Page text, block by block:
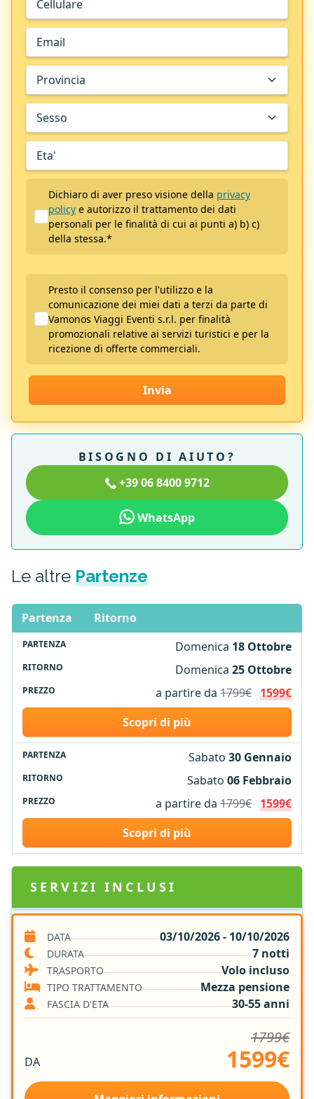
Dichiaro di aver preso visione della privacy
policy e autorizzo il trattamento dei dati
personali per le finalità di cui ai punti a) b) c)
della stessa.*
Presto il consenso per l'utilizzo e la
comunicazione dei miei dati a terzi da parte di
Vamonos Viaggi Eventi s.r.l. per finalità
promozionali relative ai servizi turistici e per la
ricezione di offerte commerciali.
Invia
BISOGNO DI AIUTO?
+39 06 8400 9712
WhatsApp
Le altre Partenze
Partenza
Ritorno
Domenica 18 Ottobre
Domenica25 Ottobre
a partire da1799€ 1599€
Scopri di più
Sabato30 Gennaio
Sabato06 Febbraio
a partire da1799€ 1599€
Scopri di più
SERVIZI INCLUSI
6 notti in Hotel 4* e 5*
1 notte in campo tendato nel deserto
Trattamento di Mezza Pensione
Tasse Aeroportuali
Sistemazione nella Camera Prescelta
Welcome Cocktail
DATA 03/10/2026 - 10/10/2026
DURATA 7 notti
TRASPORTO Volo incluso
TIPO TRATTAMENTO Mezza pensione
FASCIA D'ETA 30-55 anni
DA
1799€
1599€